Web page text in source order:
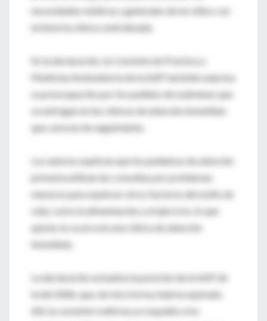
necesidades médicas y generales de los niños con
la historia clínica centralizada.
En la declaración, la Comisión de Práctica y
Medicina Ambulatoria de la AAP también expresa
su preocupación por los pedidos de exámenes que
se entregan en las clínicas de atención inmediata
que carecen de seguimiento.
Los autores explican que los pediatras de atención
primaria utilizan las consultas por problemas
menores para explorar otros factores del estilo de
vida, como la alimentación y el ejercicio, lo que
quizás no ocurra en una clínica de atención
inmediata.
La declaración actualiza la posición de la AAP de
la del 2006, que, de otra forma, habría expirado.
Allí, la comisión reafirma su respaldo a los